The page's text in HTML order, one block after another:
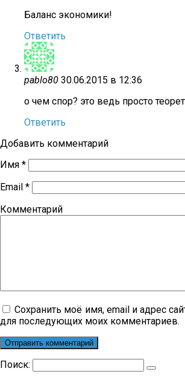
Баланс экономики!
Ответить
pablo80 30.06.2015 в 12:36
о чем спор? это ведь просто
Ответить
Добавить комментарий
Имя *
Email *
Комментарий
Сохранить моё имя, email и адрес
для последующих моих комментариев.
Поиск: